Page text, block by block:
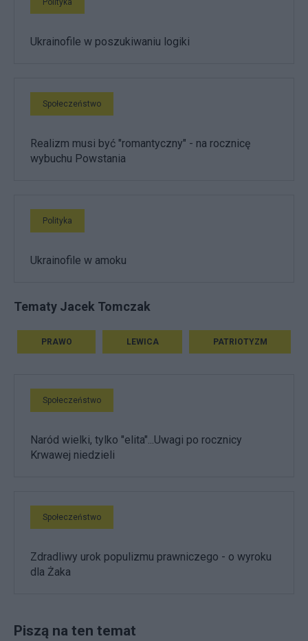
Ukrainofile w poszukiwaniu logiki
Społeczeństwo
Realizm musi być "romantyczny" - na rocznicę
wybuchu Powstania
Polityka
Ukrainofile w amoku
Tematy Jacek Tomczak
PRAWO LEWICA PATRIOTYZM
Społeczeństwo
Naród wielki, tylko "elita"...Uwagi po rocznicy
Krwawej niedzieli
Społeczeństwo
Zdradliwy urok populizmu prawniczego - o wyroku
dla Żaka
Piszą na ten temat